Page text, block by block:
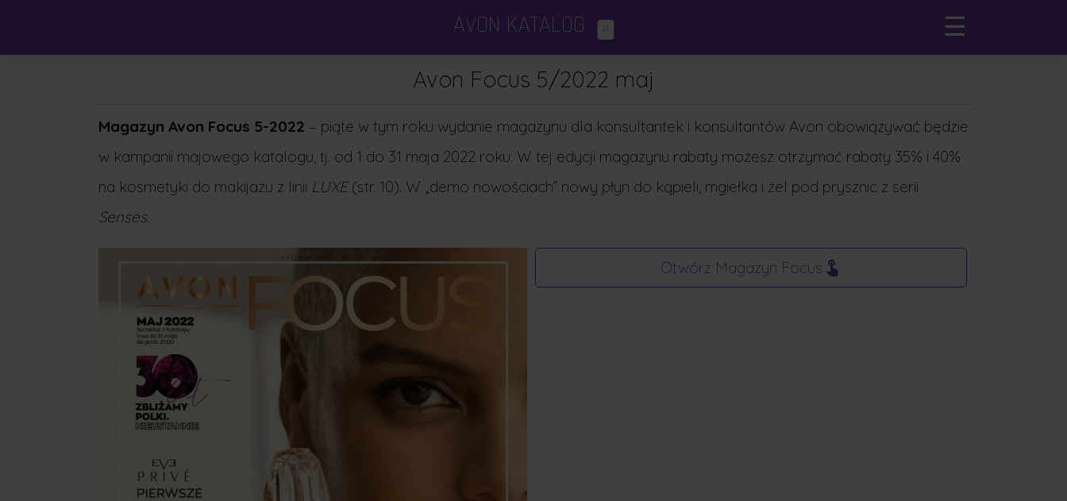
☰
AVON KATALOG .PL
Avon Focus 5/2022 maj
Magazyn Avon Focus 5-2022 – piąte w tym roku wydanie magazynu dla konsultantek i konsultantów Avon obowiązywać będzie
w kampanii majowego katalogu, tj. od 1 do 31 maja 2022 roku. W tej edycji magazynu rabaty możesz otrzymać rabaty 35% i 40%
na kosmetyki do makijażu z linii LUXE(str. 10). W „demo nowościach” nowy płyn do kąpieli, mgiełka i żel pod prysznic z serii
Senses.
Otwórz Magazyn Focus
×
Katalogi Avon
Dodatki i minikatalogi